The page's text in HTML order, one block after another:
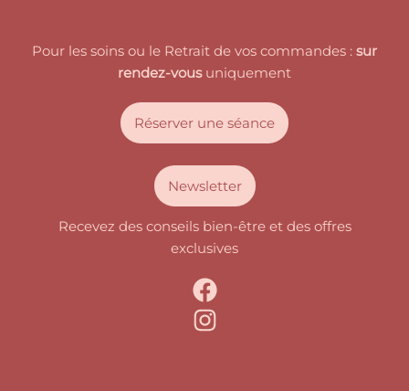
Pour les soins ou le Retrait de vos commandes : sur
rendez-vousuniquement
Réserver une séance
Newsletter
Recevez des conseils bien-être et des offres
exclusives